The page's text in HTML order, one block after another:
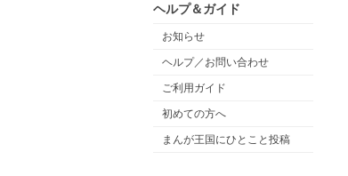
ヘルプ＆ガイド
お知らせ
ヘルプ／お問い合わせ
ご利用ガイド
初めての方へ
まんが王国にひとこと投稿